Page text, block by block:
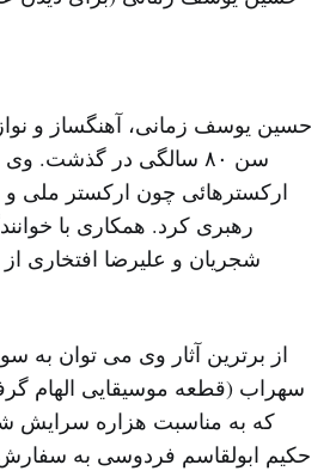
حسین یوسف زمانی، آهنگساز و
سن ۸۰ سالگی در گذشت.
ارکسترهائی چون ارکستر ملی
رهبری کرد. همکاری با
شجریان و علیرضا افتخاری
از برترین آثار وی می توان
سهراب (قطعه موسیقایی الهام
که به مناسبت هزاره سرایش
حکیم ابولقاسم فردوسی به